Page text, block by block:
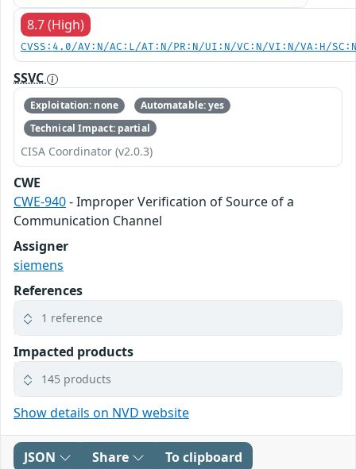
8.7 (High)
CVSS:4.0/AV:N/AC:L/AT:N/PR:N/UI:N/VC:N/VI:N/VA:H/
SSVC
Exploitation: none
Automatable: yes
Technical Impact: partial
CISA Coordinator (v2.0.3)
CWE
CWE-940- Improper Verification of Source of a
Communication Channel
Assigner
siemens
References
1 reference
Impacted products
145 products
Show details on NVD website
JSON Share To clipboard